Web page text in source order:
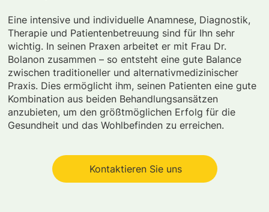
Eine intensive und individuelle Anamnese, Diagnostik,
Therapie und Patientenbetreuung sind für Ihn sehr
wichtig. In seinen Praxen arbeitet er mit Frau Dr.
Bolanon zusammen – so entsteht eine gute Balance
zwischen traditioneller und alternativmedizinischer
Praxis. Dies ermöglicht ihm, seinen Patienten eine gute
Kombination aus beiden Behandlungsansätzen
anzubieten, um den größtmöglichen Erfolg für die
Gesundheit und das Wohlbefinden zu erreichen.
Kontaktieren Sie uns